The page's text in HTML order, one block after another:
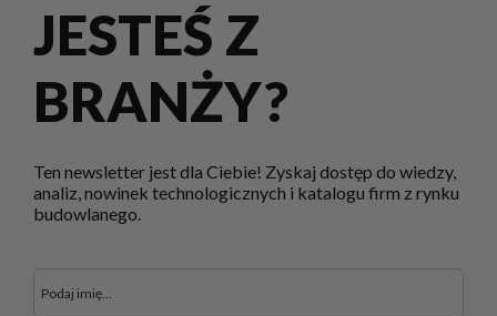
JESTEŚ Z
BRANŻY?
Ten newsletter jest dla Ciebie! Zyskaj dostęp do wiedzy,
analiz, nowinek technologicznych i katalogu firm z rynku
budowlanego.